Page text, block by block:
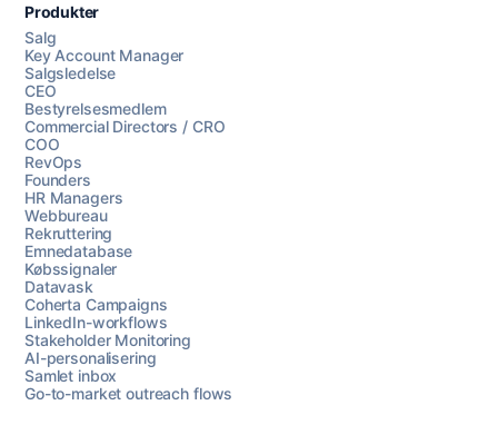
Produkter
Salg
Key Account Manager
Salgsledelse
CEO
Bestyrelsesmedlem
Commercial Directors / CRO
COO
RevOps
Founders
HR Managers
Webbureau
Rekruttering
Emnedatabase
Købssignaler
Datavask
Coherta Campaigns
LinkedIn-workflows
Stakeholder Monitoring
AI-personalisering
Samlet inbox
Go-to-market outreach flows